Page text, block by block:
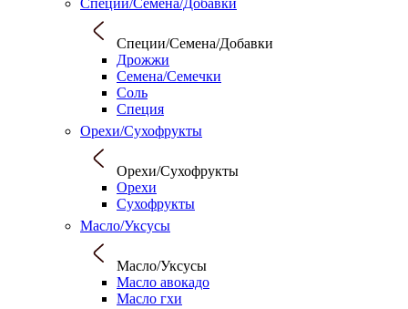
Специи/Семена/Добавки
Дрожжи
Семена/Семечки
Соль
Специя
Орехи/Сухофрукты
Орехи/Сухофрукты
Орехи
Сухофрукты
Масло/Уксусы
Масло/Уксусы
Масло авокадо
Масло гхи